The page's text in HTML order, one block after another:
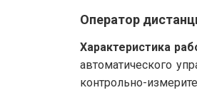
Оператор
Характеристика
автоматического
контрольно-